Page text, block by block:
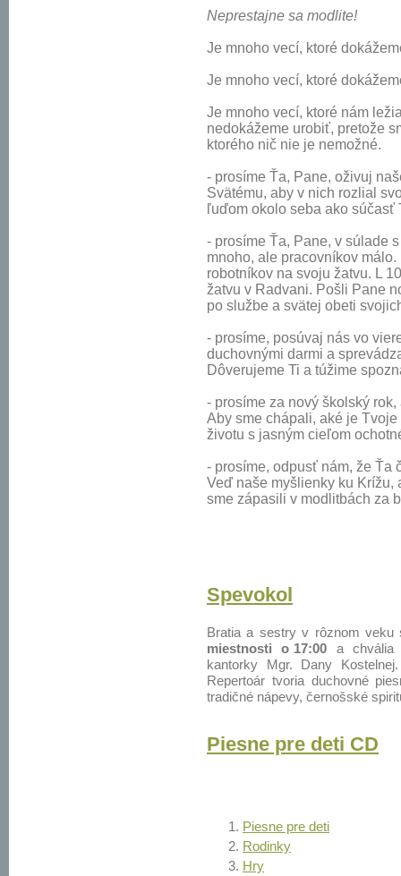
Neprestajne sa modlite!
Je mnoho vecí, ktoré
Je mnoho vecí, ktoré
Je mnoho vecí, ktoré nám
nedokážeme urobiť, pretože
ktorého nič nie je nemožné.
- prosíme Ťa, Pane, oživuj
Svätému, aby v nich rozlial
ľuďom okolo seba ako súčasť
- prosíme Ťa, Pane, v súlade
mnoho, ale pracovníkov
robotníkov na svoju žatvu. L
žatvu v Radvani. Pošli Pane
po službe a svätej obeti
- prosíme, posúvaj nás vo
duchovnými darmi a
Dôverujeme Ti a túžime
- prosíme za nový školský
Aby sme chápali, aké je
životu s jasným cieľom
- prosíme, odpusť nám, že Ťa
Veď naše myšlienky ku Krížu,
sme zápasili v modlitbách za
Spevokol
Bratia a sestry v rôznom
miestnosti o 17:00 a chvália
kantorky Mgr. Dany
Repertoár tvoria duchovné
tradičné nápevy, černošské
Piesne pre deti CD
Piesne pre deti
Rodinky
Hry